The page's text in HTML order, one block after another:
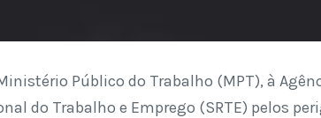
Público do Trabalho (MPT), à
do Trabalho e Emprego (SRTE) pelos